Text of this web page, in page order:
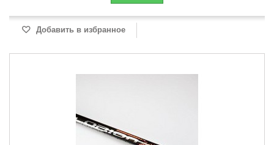
Добавить в избранное